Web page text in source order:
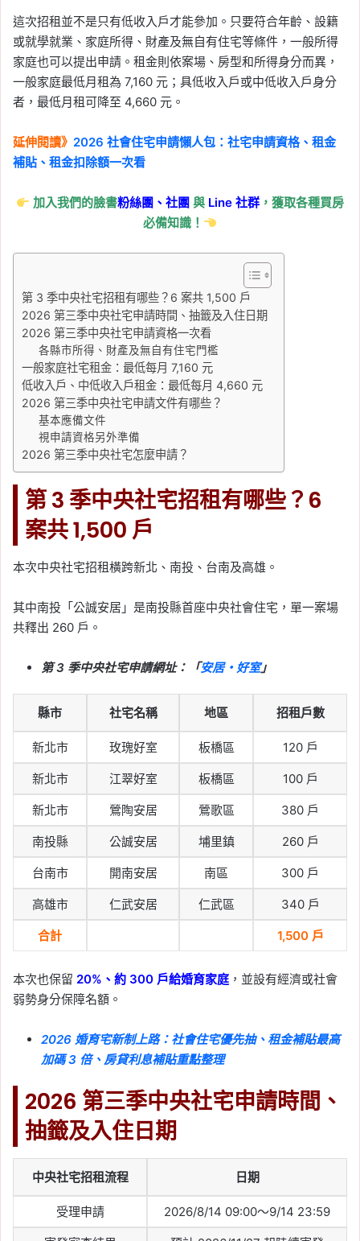
這次招租並不是只有低收入戶才能參加。只要符合年齡、設籍
或就學就業、家庭所得、財產及無自有住宅等條件，一般所得
家庭也可以提出申請。租金則依案場、房型和所得身分而異，
一般家庭最低月租為 7,160 元；具低收入戶或中低收入戶身分
者，最低月租可降至 4,660 元。
延伸閱讀》 2026 社會住宅申請懶人包：社宅申請資格、租金
補貼、租金扣除額一次看
加入我們的臉書粉絲團、社團與 Line社群 ，獲取各種買房
必備知識！
第 3 季中央社宅招租有哪些？6 案共 1,500 戶
2026 第三季中央社宅申請時間、抽籤及入住日期
2026 第三季中央社宅申請資格一次看
各縣市所得、財產及無自有住宅門檻
一般家庭社宅租金：最低每月 7,160 元
低收入戶、中低收入戶租金：最低每月 4,660 元
2026 第三季中央社宅申請文件有哪些？
基本應備文件
視申請資格另外準備
2026 第三季中央社宅怎麼申請？
第 3 季中央社宅招租有哪些？6
案共 1,500 戶
本次中央社宅招租橫跨新北、南投、台南及高雄。
其中南投「公誠安居」是南投縣首座中央社會住宅，單一案場
共釋出 260 戶。
第 3 季中央社宅申請網址：「安居・好室」
縣市 社宅名稱 地區 招租戶數
新北市 玫瑰好室 板橋區 120 戶
新北市 江翠好室 板橋區 100 戶
新北市 鶯陶安居 鶯歌區 380 戶
南投縣 公誠安居 埔里鎮 260 戶
台南市 開南安居 南區 300 戶
高雄市 仁武安居 仁武區 340 戶
合計 1,500 戶
本次也保留 20%、約 300 戶給婚育家庭 ，並設有經濟或社會
弱勢身分保障名額。
2026 婚育宅新制上路：社會住宅優先抽、租金補貼最高
加碼 3 倍、房貸利息補貼重點整理
2026 第三季中央社宅申請時間、
抽籤及入住日期
中央社宅招租流程 日期
受理申請 2026/8/14 09:00～9/14 23:59